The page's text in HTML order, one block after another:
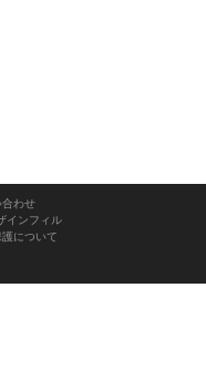
わせ
インフィル
について